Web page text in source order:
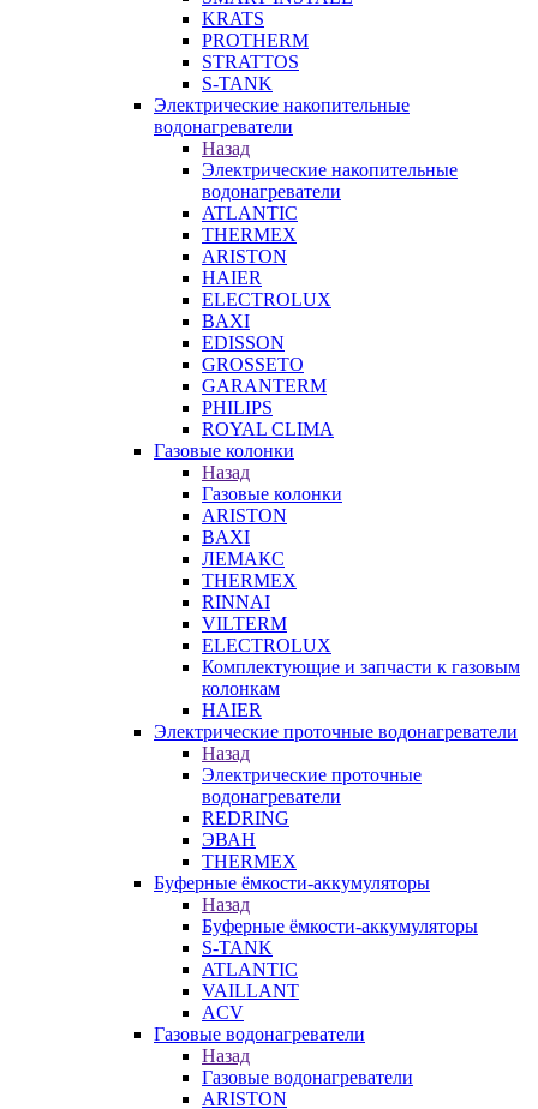
KRATS
PROTHERM
STRATTOS
S-TANK
Электрические накопительные
водонагреватели
Назад
Электрические накопительные
водонагреватели
ATLANTIC
THERMEX
ARISTON
HAIER
ELECTROLUX
BAXI
EDISSON
GROSSETO
GARANTERM
PHILIPS
ROYAL CLIMA
Газовые колонки
Назад
Газовые колонки
ARISTON
BAXI
ЛЕМАКС
THERMEX
RINNAI
VILTERM
ELECTROLUX
Комплектующие и запчасти к газовым
колонкам
HAIER
Электрические проточные водонагреватели
Назад
Электрические проточные
водонагреватели
REDRING
ЭВАН
THERMEX
Буферные ёмкости-аккумуляторы
Назад
Буферные ёмкости-аккумуляторы
S-TANK
ATLANTIC
VAILLANT
ACV
Газовые водонагреватели
Назад
Газовые водонагреватели
ARISTON